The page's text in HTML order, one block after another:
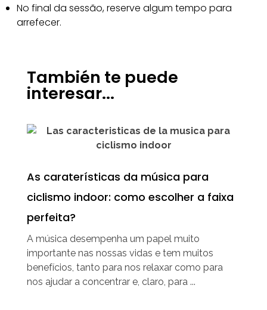
No final da sessão, reserve algum tempo para
arrefecer.
También te puede
interesar...
As caraterísticas da música para
ciclismo indoor: como escolher a faixa
perfeita?
A música desempenha um papel muito
importante nas nossas vidas e tem muitos
benefícios, tanto para nos relaxar como para
nos ajudar a concentrar e, claro, para ...